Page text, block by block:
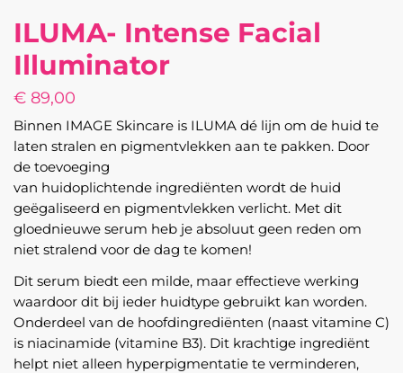
ILUMA- Intense Facial
Illuminator
€ 89,00
Binnen IMAGE Skincare is ILUMA dé lijn om de huid te
laten stralen en pigmentvlekken aan te pakken. Door
de toevoeging
van huidoplichtende ingrediënten wordt de huid
geëgaliseerd en pigmentvlekken verlicht. Met dit
gloednieuwe serum heb je absoluut geen reden om
niet stralend voor de dag te komen!
Dit serum biedt een milde, maar effectieve werking
waardoor dit bij ieder huidtype gebruikt kan worden.
Onderdeel van de hoofdingrediënten (naast vitamine C)
is niacinamide (vitamine B3). Dit krachtige ingrediënt
helpt niet alleen hyperpigmentatie te verminderen,